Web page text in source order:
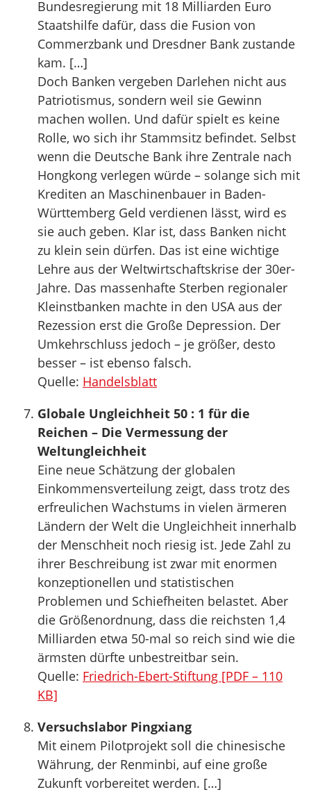
Bundesregierung mit 18 Milliarden Euro
Staatshilfe dafür, dass die Fusion von
Commerzbank und Dresdner Bank zustande
kam. […]
Doch Banken vergeben Darlehen nicht aus
Patriotismus, sondern weil sie Gewinn
machen wollen. Und dafür spielt es keine
Rolle, wo sich ihr Stammsitz befindet. Selbst
wenn die Deutsche Bank ihre Zentrale nach
Hongkong verlegen würde – solange sich mit
Krediten an Maschinenbauer in Baden-
Württemberg Geld verdienen lässt, wird es
sie auch geben. Klar ist, dass Banken nicht
zu klein sein dürfen. Das ist eine wichtige
Lehre aus der Weltwirtschaftskrise der 30er-
Jahre. Das massenhafte Sterben regionaler
Kleinstbanken machte in den USA aus der
Rezession erst die Große Depression. Der
Umkehrschluss jedoch – je größer, desto
besser – ist ebenso falsch.
Quelle: Handelsblatt
Globale Ungleichheit 50 : 1 für die
Reichen – Die Vermessung der
Weltungleichheit
Eine neue Schätzung der globalen
Einkommensverteilung zeigt, dass trotz des
erfreulichen Wachstums in vielen ärmeren
Ländern der Welt die Ungleichheit innerhalb
der Menschheit noch riesig ist. Jede Zahl zu
ihrer Beschreibung ist zwar mit enormen
konzeptionellen und statistischen
Problemen und Schiefheiten belastet. Aber
die Größenordnung, dass die reichsten 1,4
Milliarden etwa 50-mal so reich sind wie die
ärmsten dürfte unbestreitbar sein.
Quelle: Friedrich-Ebert-Stiftung [PDF – 110
KB]
Versuchslabor Pingxiang
Mit einem Pilotprojekt soll die chinesische
Währung, der Renminbi, auf eine große
Zukunft vorbereitet werden. […]